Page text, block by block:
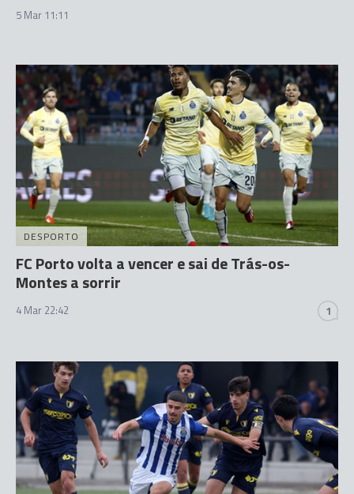
5 Mar 11:11
DESPORTO
FC Porto volta a vencer e sai de Trás-os-
Montes a sorrir
4 Mar 22:42 1